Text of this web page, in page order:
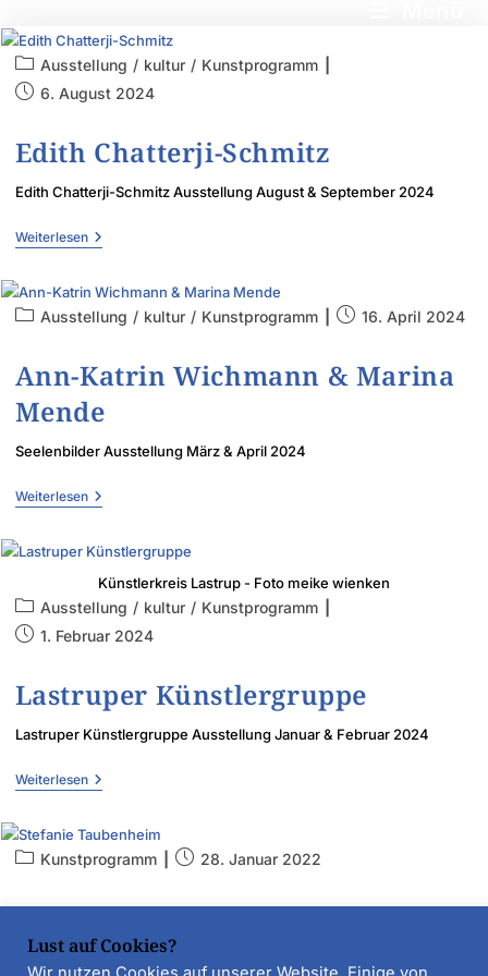
Ausstellung / kultur / Kunstprogramm
6. August 2024
Edith Chatterji-Schmitz
Edith Chatterji-Schmitz Ausstellung August & September 2024
Weiterlesen
Ausstellung / kultur / Kunstprogramm 16. April 2024
Ann-Katrin Wichmann & Marina
Mende
Seelenbilder Ausstellung März & April 2024
Weiterlesen
Künstlerkreis Lastrup - Foto meike wienken
Ausstellung / kultur / Kunstprogramm
1. Februar 2024
Lastruper Künstlergruppe
Lastruper Künstlergruppe Ausstellung Januar & Februar 2024
Weiterlesen
Kunstprogramm 28. Januar 2022
Stefanie Taubenheim
Stefanie Taubenheim Ausstellung Februar & März 2022
Lust auf Cookies?